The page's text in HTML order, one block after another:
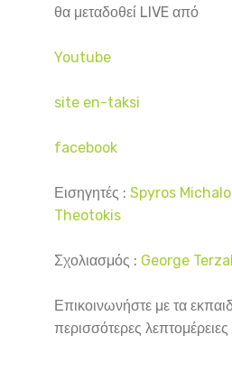
θα μεταδοθεί LIVE από
Youtube
site en-taksi
facebook
Εισηγητές : Spyros
Theotokis
Σχολιασμός : George
Επικοινωνήστε με τα
περισσότερες λεπτομέρειες